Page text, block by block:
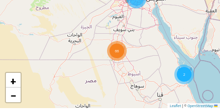
2
66
+
−
Leaflet
|©OpenStreetMap